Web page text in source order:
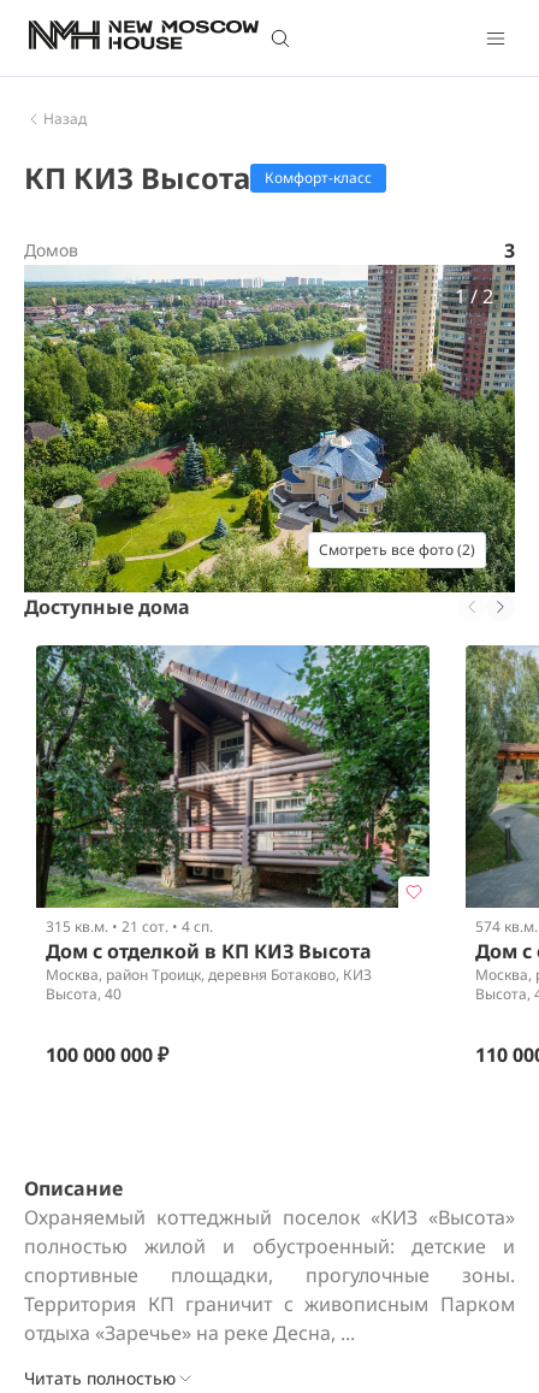
Назад
КП КИЗ Высота Комфорт-класс
Домов
3
1/2
Смотреть все фото (2)
Доступные дома
315 кв.м. • 21 сот. • 4 сп.
Дом с отделкой в КП КИЗ Высота
Москва, район Троицк, деревня Ботаково, КИЗ
Высота, 40
100 000 000 ₽
574 кв.м.
Дом с
Москва,
Высота,
110
Описание
Охраняемый коттеджный поселок «КИЗ «Высота»
полностью жилой и обустроенный: детские и
спортивные площадки, прогулочные зоны.
Территория КП граничит с живописным Парком
отдыха «Заречье» на реке Десна, ...
Читать полностью